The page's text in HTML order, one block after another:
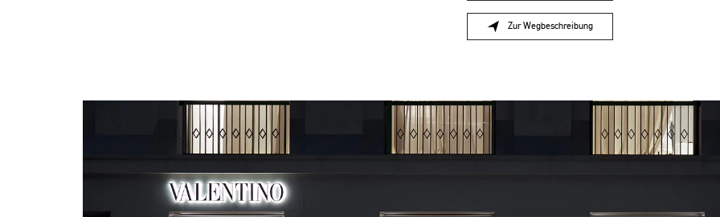
Zur Wegbeschreibung
Link Opens in New Tab